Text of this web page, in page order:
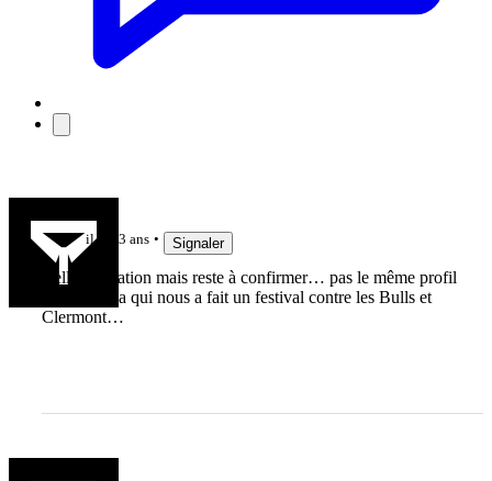
il y a 3 ans Signaler
Belle réputation mais reste à confirmer… pas le même profil
que Tuisova qui nous a fait un festival contre les Bulls et
Clermont…